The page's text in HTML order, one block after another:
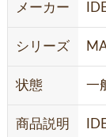
メーカー
シリーズ
状態 一
商品説明